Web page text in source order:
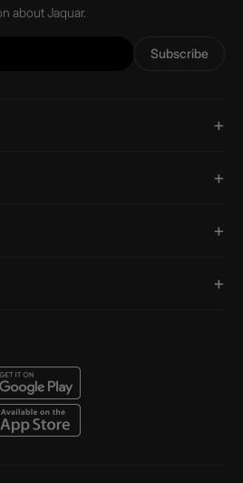
about Jaquar.
Subscribe